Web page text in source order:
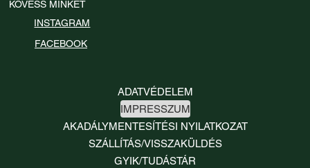
ADATVÉDELEM
IMPRESSZUM
AKADÁLYMENTESÍTÉSI NYILATKOZAT
SZÁLLÍTÁS/VISSZAKÜLDÉS
GYIK/TUDÁSTÁR
KÖVESS MINKET
INSTAGRAM
FACEBOOK